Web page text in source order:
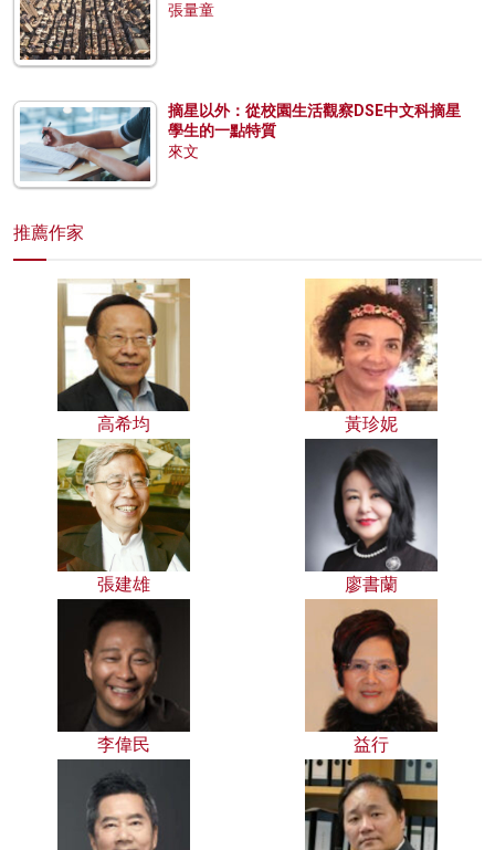
張量童
摘星以外：從校園生活觀察DSE中文科摘星
學生的一點特質
來文
推薦作家
高希均 黃珍妮
張建雄 廖書蘭
李偉民 益行